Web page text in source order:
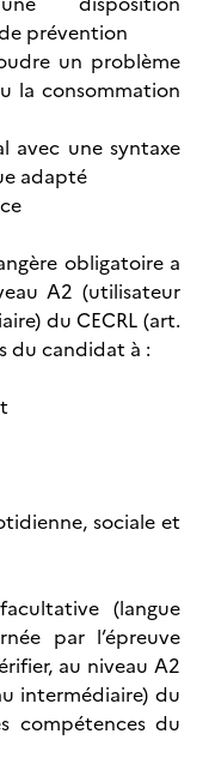
prévention
un problème
la consommation
avec une syntaxe
adapté
obligatoire a
A2 (utilisateur
du CECRL (art.
du candidat à :
sociale et
(langue
par l’épreuve
au niveau A2
intermédiaire) du
compétences du